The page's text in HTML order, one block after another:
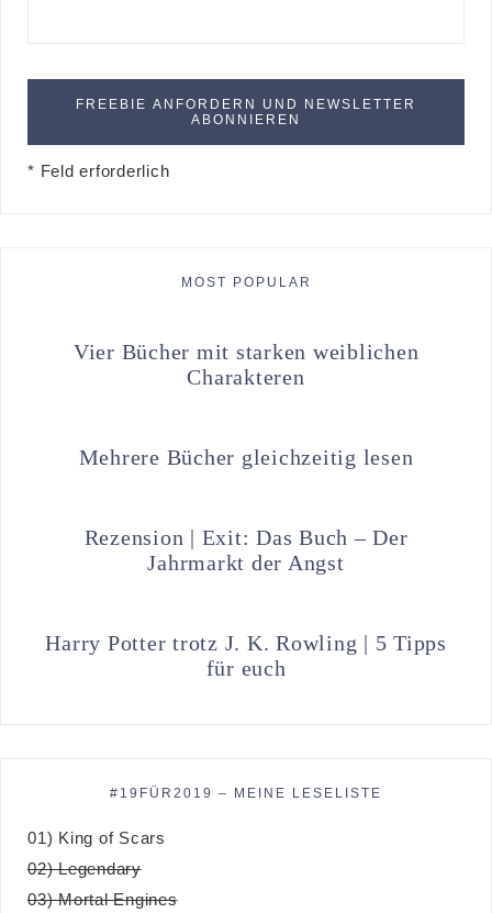
* Feld erforderlich
MOST POPULAR
Vier Bücher mit starken weiblichen
Charakteren
Mehrere Bücher gleichzeitig lesen
Rezension | Exit: Das Buch – Der
Jahrmarkt der Angst
Harry Potter trotz J. K. Rowling | 5 Tipps
für euch
#19FÜR2019 – MEINE LESELISTE
01) King of Scars
02) Legendary
03) Mortal Engines